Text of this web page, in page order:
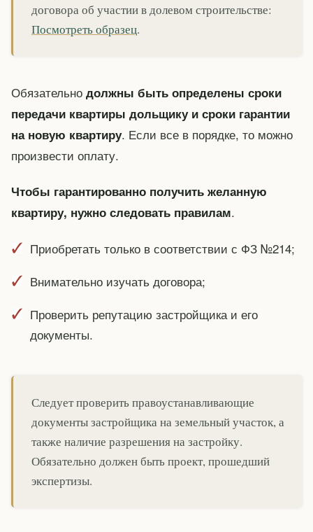
договора об участии в долевом строительстве:
Посмотреть образец.
Обязательно должны быть определены сроки
передачи квартиры дольщику и сроки гарантии
на новую квартиру. Если все в порядке, то можно
произвести оплату.
Чтобы гарантированно получить желанную
квартиру, нужно следовать правилам.
Приобретать только в соответствии с ФЗ №214;
Внимательно изучать договора;
Проверить репутацию застройщика и его
документы.
Следует проверить правоустанавливающие
документы застройщика на земельный участок, а
также наличие разрешения на застройку.
Обязательно должен быть проект, прошедший
экспертизы.